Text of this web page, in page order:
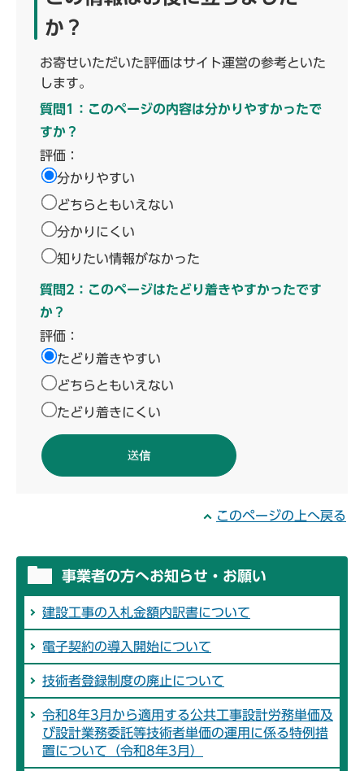
か？
お寄せいただいた評価はサイト運営の参考といた
します。
質問1：このページの内容は分かりやすかったで
すか？
評価：
分かりやすい
どちらともいえない
分かりにくい
知りたい情報がなかった
質問2：このページはたどり着きやすかったです
か？
評価：
たどり着きやすい
どちらともいえない
たどり着きにくい
このページの上へ戻る
事業者の方へお知らせ・お願い
建設工事の入札金額内訳書について
電子契約の導入開始について
技術者登録制度の廃止について
令和8年3月から適用する公共工事設計労務単価及
び設計業務委託等技術者単価の運用に係る特例措
置について（令和8年3月）